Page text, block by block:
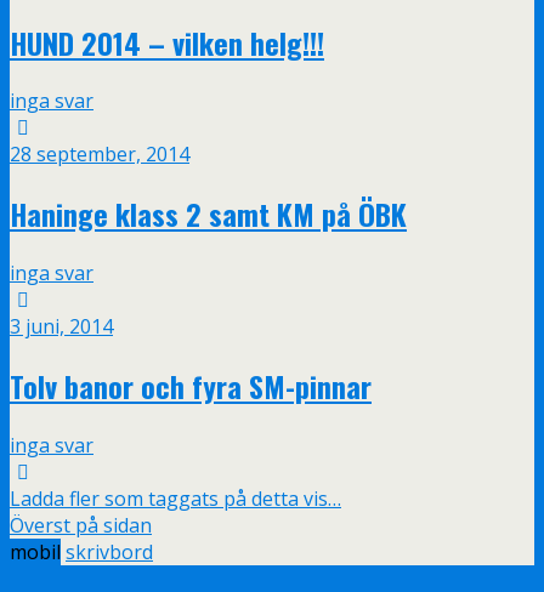
HUND 2014 – vilken helg!!!
inga svar
28 september, 2014
Haninge klass 2 samt KM på ÖBK
inga svar
3 juni, 2014
Tolv banor och fyra SM-pinnar
inga svar
Ladda fler som taggats på detta vis…
Överst på sidan
mobil skrivbord